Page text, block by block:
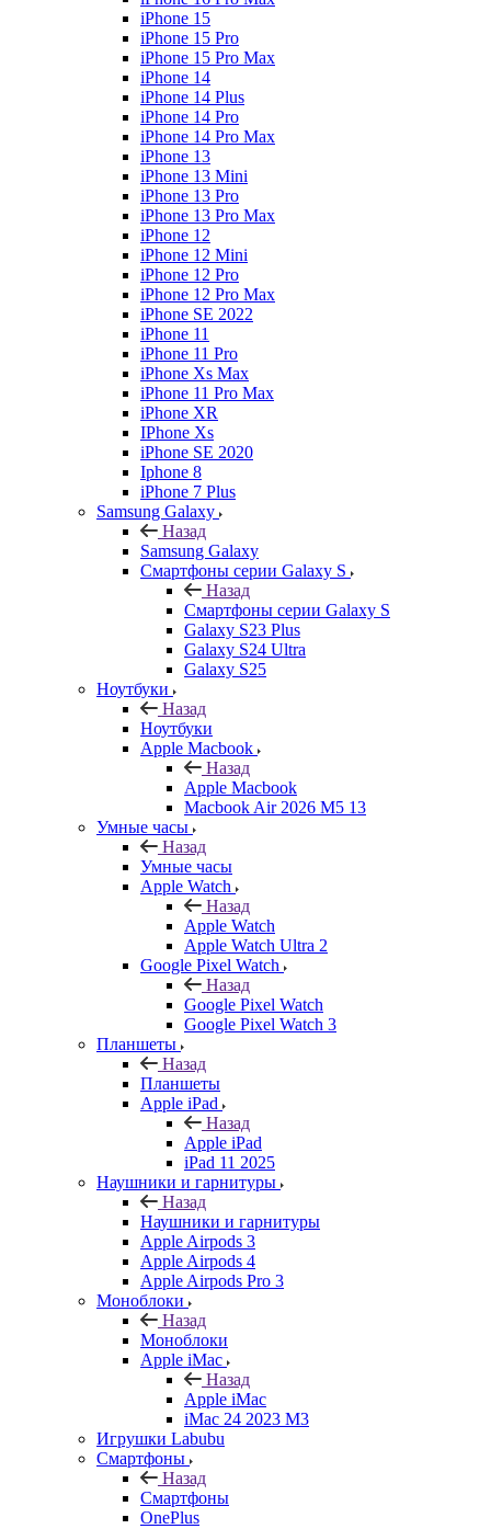
iPhone 15
iPhone 15 Pro
iPhone 15 Pro Max
iPhone 14
iPhone 14 Plus
iPhone 14 Pro
iPhone 14 Pro Max
iPhone 13
iPhone 13 Mini
iPhone 13 Pro
iPhone 13 Pro Max
iPhone 12
iPhone 12 Mini
iPhone 12 Pro
iPhone 12 Pro Max
iPhone SE 2022
iPhone 11
iPhone 11 Pro
iPhone Xs Max
iPhone 11 Pro Max
iPhone XR
IPhone Xs
iPhone SE 2020
Iphone 8
iPhone 7 Plus
Samsung Galaxy
Назад
Samsung Galaxy
Смартфоны серии Galaxy S
Назад
Смартфоны серии Galaxy S
Galaxy S23 Plus
Galaxy S24 Ultra
Galaxy S25
Ноутбуки
Назад
Ноутбуки
Apple Macbook
Назад
Apple Macbook
Macbook Air 2026 M5 13
Умные часы
Назад
Умные часы
Apple Watch
Назад
Apple Watch
Apple Watch Ultra 2
Google Pixel Watch
Назад
Google Pixel Watch
Google Pixel Watch 3
Планшеты
Назад
Планшеты
Apple iPad
Назад
Apple iPad
iPad 11 2025
Наушники и гарнитуры
Назад
Наушники и гарнитуры
Apple Airpods 3
Apple Airpods 4
Apple Airpods Pro 3
Моноблоки
Назад
Моноблоки
Apple iMac
Назад
Apple iMac
iMac 24 2023 M3
Игрушки Labubu
Смартфоны
Назад
Смартфоны
OnePlus